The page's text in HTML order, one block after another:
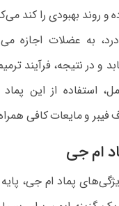
و روند بهبودی را کند
به عضلات اجازه
و در نتیجه، فرآیند
استفاده از این
و مایعات کافی
ام جی
پماد ام جی،